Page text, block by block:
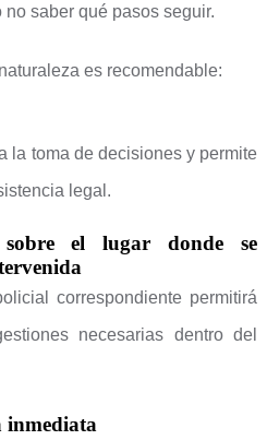
saber qué pasos seguir.
es recomendable:
la toma de decisiones y permite
legal.
sobre el lugar donde se
correspondiente permitirá
necesarias dentro del
inmediata